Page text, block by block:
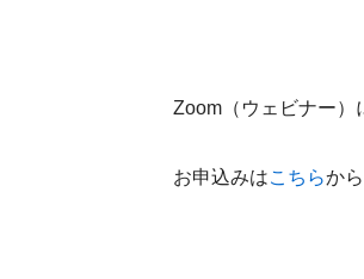
Zoom（ウェビナー）
お申込みはこちらから